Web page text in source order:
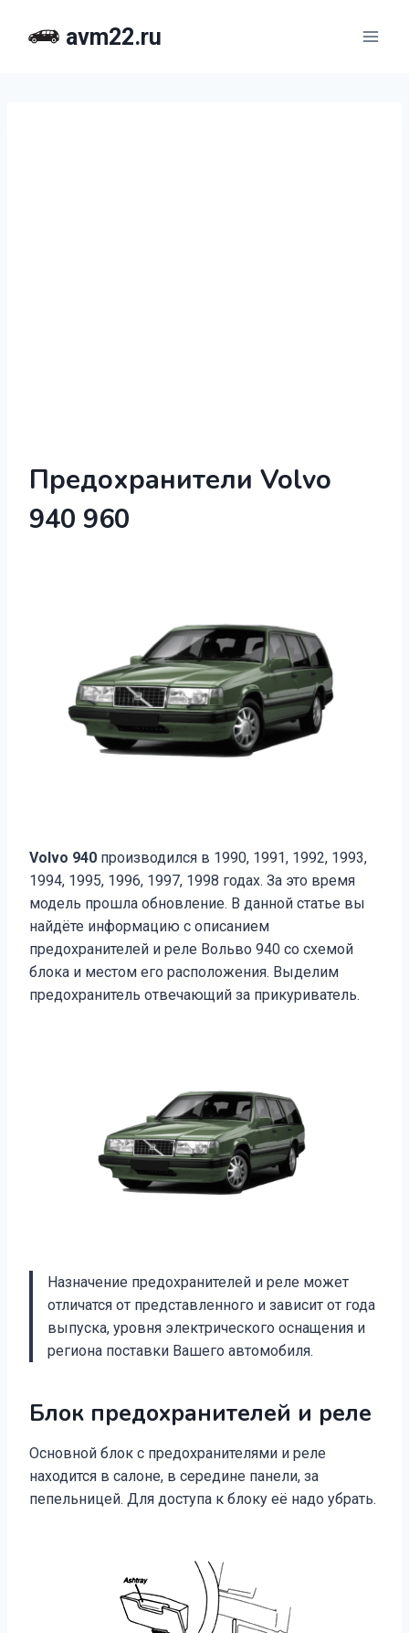
avm22.ru
Предохранители Volvo
940 960
Volvo 940 производился в 1990, 1991, 1992, 1993,
1994, 1995, 1996, 1997, 1998 годах. За это время
модель прошла обновление. В данной статье вы
найдёте информацию с описанием
предохранителей и реле Вольво 940 со схемой
блока и местом его расположения. Выделим
предохранитель отвечающий за прикуриватель.
Назначение предохранителей и реле может
отличатся от представленного и зависит от года
выпуска, уровня электрического оснащения и
региона поставки Вашего автомобиля.
Блок предохранителей и реле
Основной блок с предохранителями и реле
находится в салоне, в середине панели, за
пепельницей. Для доступа к блоку её надо убрать.